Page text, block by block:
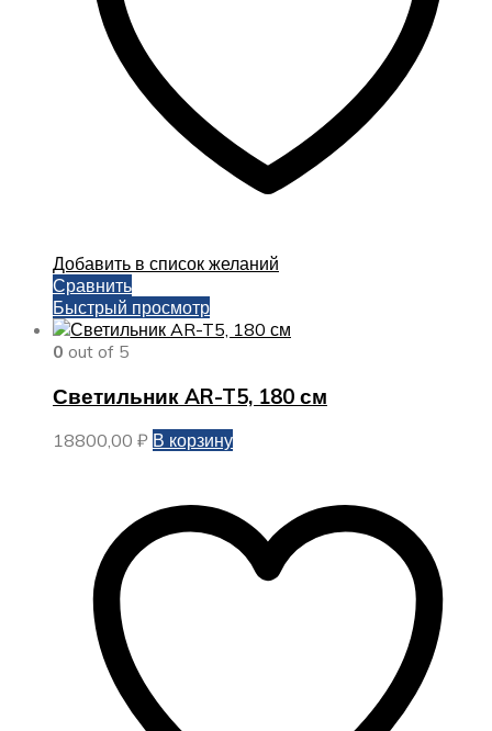
Добавить в список желаний
Сравнить
Быстрый просмотр
0 out of 5
Светильник AR-T5, 180 см
18800,00 ₽ В корзину